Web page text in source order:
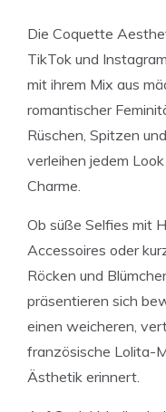
Die Coquette
TikTok und
mit ihrem Mix aus
romantischer
Rüschen, Spitzen
verleihen jedem
Charme.
Ob süße Selfies mit
Accessoires oder
Röcken und
präsentieren sich
einen weicheren,
französische Lolita-
Ästhetik erinnert.